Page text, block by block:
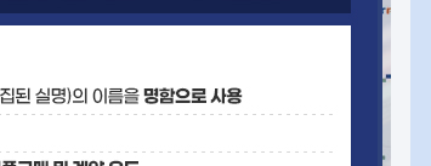
호남권연구본부
기획본부
사업화본부
행정본부